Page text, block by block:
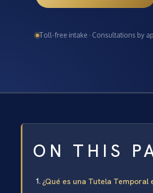
Toll-free intake · Consultations by
ON THIS
¿Qué es una Tutela Temporal